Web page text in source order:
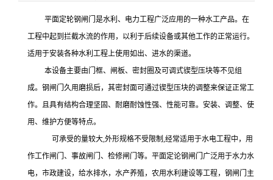
平面定轮钢闸门是水利、电力工程广泛应用的一种水工产品。在
工程中起到拦截水流的作用，以利于后续设备或其他工作的正常运行。
适用于安装各种水利工程上使用如出、进水的渠道。
本设备主要由门框、闸板、密封圈及可调式锲型压块等不见组
成。钢闸门久用磨损后，其密封面可通过锲型压块的调整来保证正常工
作。且具有结构合理坚固、耐磨耐蚀性强、性能可靠。安装、调整、使
用、维护方便等特点。
可承受的量较大,外形规格不受限制,经常适用于水电工程中，用
作工作闸门、事故闸门、检修闸门等。平面定论钢闸门广泛用于水力水
电，市政建设，给水排水，水产养殖，农用水利建设等工程，钢闸门主